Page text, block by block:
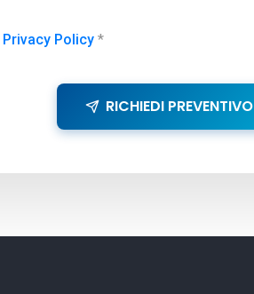
Privacy Policy *
RICHIEDI PREVENTIVO